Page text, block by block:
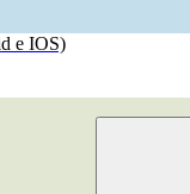
e IOS)